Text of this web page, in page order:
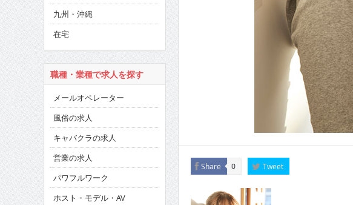
Share 0 Tweet
九州・沖縄
在宅
職種・業種で求人を探す
メールオペレーター
風俗の求人
キャバクラの求人
営業の求人
パワフルワーク
ホスト・モデル・AV